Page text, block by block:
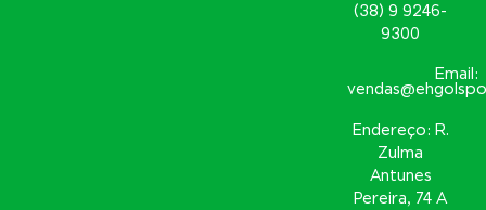
(38) 9 9246-
9300
Email:
Endereço: R.
Zulma
Antunes
Pereira, 74 A